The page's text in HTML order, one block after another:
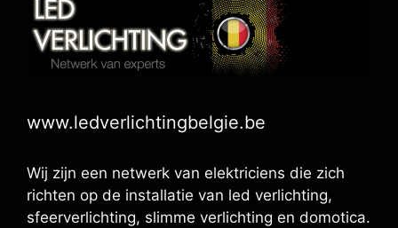
www.ledverlichtingbelgie.be
Wij zijn een netwerk van elektriciens die zich
richten op de installatie van led verlichting,
sfeerverlichting, slimme verlichting en domotica.